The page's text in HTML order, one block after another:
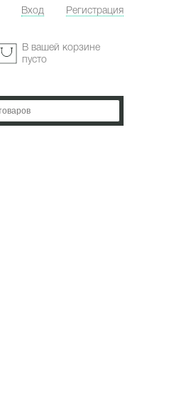
Вход Регистрация
В вашей корзине
пусто